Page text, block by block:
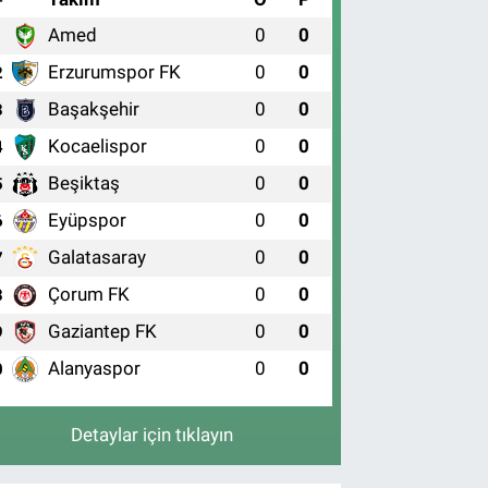
Amed 0 0
Erzurumspor FK 0 0
Başakşehir 0 0
Kocaelispor 0 0
Beşiktaş 0 0
Eyüpspor 0 0
Galatasaray 0 0
Çorum FK 0 0
Gaziantep FK 0 0
Alanyaspor 0 0
Detaylar için tıklayın